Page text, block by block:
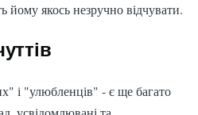
йому якось незручно відчувати.
і "улюбленців" - є ще багато